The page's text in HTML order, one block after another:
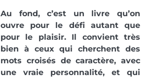
Au fond, c’est un livre qu’on
ouvre pour le défi autant que
pour le plaisir. Il convient très
bien à ceux qui cherchent des
mots croisés de caractère, avec
une vraie personnalité, et qui